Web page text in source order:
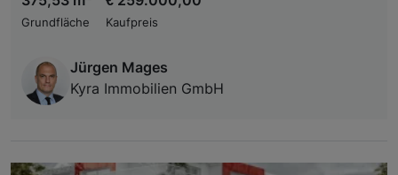
Grundfläche
Kaufpreis
Jürgen Mages
Kyra Immobilien GmbH